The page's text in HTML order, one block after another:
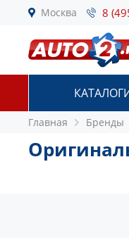
Москва 8
Главная Бренды